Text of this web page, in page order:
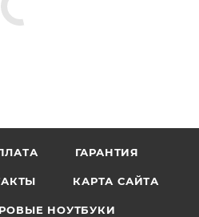
ГАРАНТИЯ
КАРТА САЙТА
НОУТБУКИ